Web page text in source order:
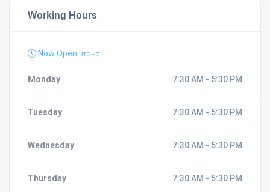
Working Hours
Now Open UTC + 7
Monday 7:30 AM - 5:30 PM
Tuesday 7:30 AM - 5:30 PM
Wednesday 7:30 AM - 5:30 PM
Thursday 7:30 AM - 5:30 PM